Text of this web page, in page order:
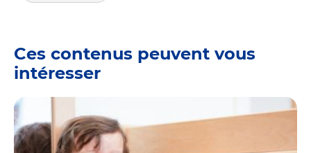
Ces contenus peuvent vous
intéresser